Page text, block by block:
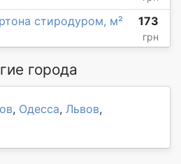
стиродуром, м² 173
грн
города
, Одесса, Львов,